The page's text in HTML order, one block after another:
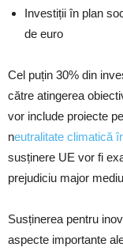
Investiții în plan
de euro
Cel puțin 30% din
către atingerea
vor include proiecte
neutralitate climatică
susținere UE vor fi
prejudiciu major
Susținerea pentru
aspecte importante